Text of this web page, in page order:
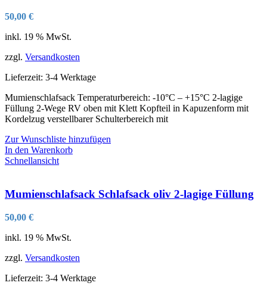
50,00 €
inkl. 19 % MwSt.
zzgl. Versandkosten
Lieferzeit: 3-4 Werktage
Mumienschlafsack Temperaturbereich: -10°C – +15°C 2-lagige
Füllung 2-Wege RV oben mit Klett Kopfteil in Kapuzenform mit
Kordelzug verstellbarer Schulterbereich mit
Zur Wunschliste hinzufügen
In den Warenkorb
Schnellansicht
Mumienschlafsack Schlafsack oliv 2-lagige Füllung
50,00 €
inkl. 19 % MwSt.
zzgl. Versandkosten
Lieferzeit: 3-4 Werktage